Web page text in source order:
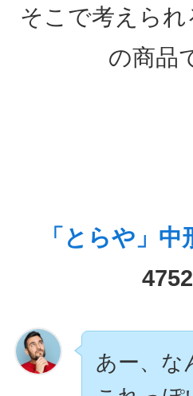
そこで考えら
の商品
「とらや」
あー、な